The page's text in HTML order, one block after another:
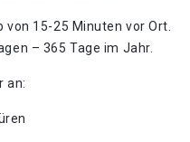
15-25 Minuten vor Ort.
– 365 Tage im Jahr.
an: